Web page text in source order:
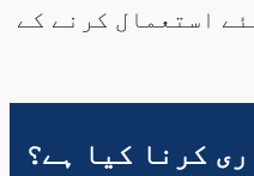
استعمال کرنے کے
کرنا کیا ہے؟